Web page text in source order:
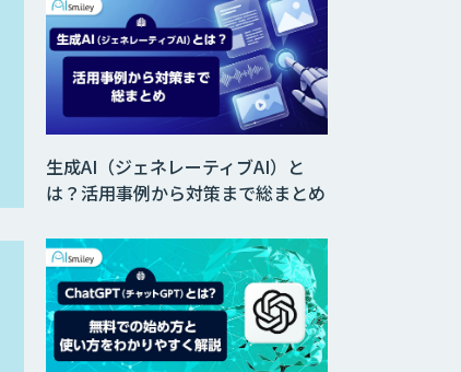
生成AI（ジェネレーティブAI）と
は？活用事例から対策まで総まとめ